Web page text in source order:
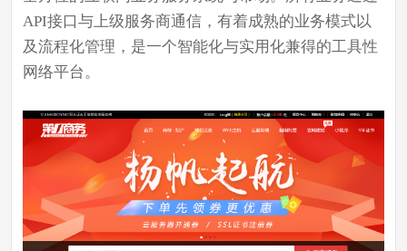
API接口与上级服务商通信，有着成熟的业务模式以
及流程化管理，是一个智能化与实用化兼得的工具性
网络平台。